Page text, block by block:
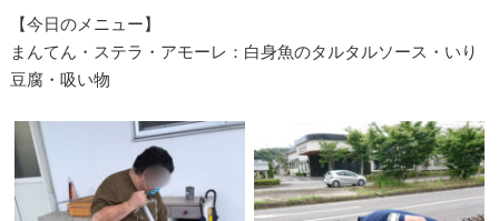
【今日のメニュー】
まんてん・ステラ・アモーレ：白身魚のタルタルソース・いり
豆腐・吸い物